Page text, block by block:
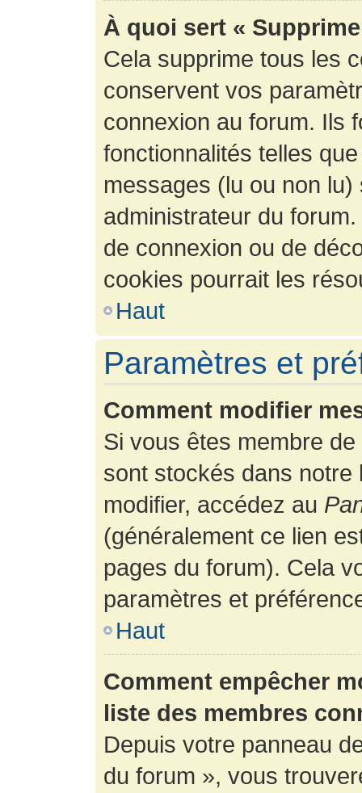
À quoi sert «
Cela supprime tous les
conservent vos
connexion au forum. Ils
fonctionnalités telles
messages (lu ou non
administrateur du
de connexion ou de
cookies pourrait les
Haut
Paramètres et
Comment modifier
Si vous êtes membre
sont stockés dans
modifier, accédez au
(généralement ce lien
pages du forum). Cela
paramètres et
Haut
Comment empêcher
liste des membres
Depuis votre panneau
du forum », vous